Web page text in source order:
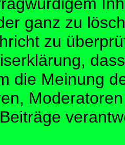
ganz zu
zu
die Meinung